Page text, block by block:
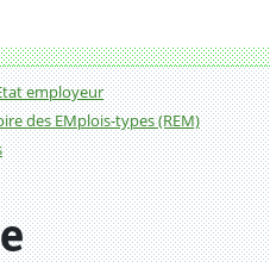
employeur
des EMplois-types (REM)